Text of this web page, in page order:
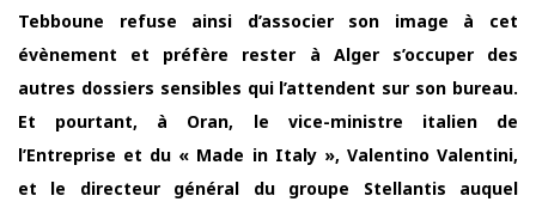
Tebboune refuse ainsi d’associer son image à cet
évènement et préfère rester à Alger s’occuper des
autres dossiers sensibles qui l’attendent sur son bureau.
Et pourtant, à Oran, le vice-ministre italien de
l’Entreprise et du « Made in Italy », Valentino Valentini,
et le directeur général du groupe Stellantis auquel